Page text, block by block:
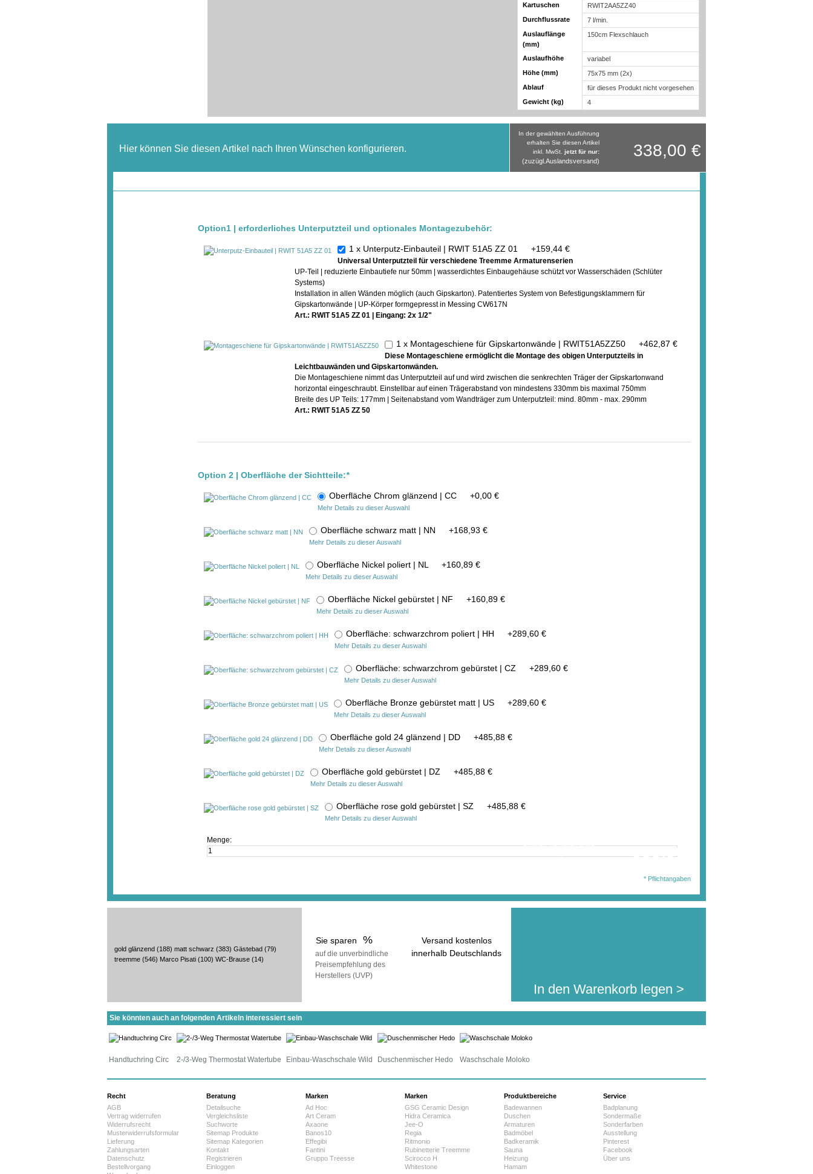
Kartuschen
RWIT2AA5ZZ40
Durchflussrate
7 l/min.
Auslauflänge
(mm)
150cm Flexschlauch
Auslaufhöhe
variabel
Höhe (mm)
75x75 mm (2x)
Ablauf
für dieses Produkt nicht vorgesehen
Gewicht (kg)
4
Hier können Sie diesen Artikel nach Ihren Wünschen konfigurieren.
In der gewählten Ausführung
erhalten Sie diesen Artikel
inkl. MwSt. jetzt für nur:
(zuzügl.Auslandsversand)
338,00 €
Option1 | erforderliches Unterputzteil und optionales Montagezubehör:
1 x Unterputz-Einbauteil | RWIT 51A5 ZZ 01 +159,44 €
Universal Unterputzteil für verschiedene Treemme Armaturenserien
UP-Teil | reduzierte Einbautiefe nur 50mm | wasserdichtes Einbaugehäuse schützt vor Wasserschäden (Schlüter
Systems)
Installation in allen Wänden möglich (auch Gipskarton). Patentiertes System von Befestigungsklammern für
Gipskartonwände | UP-Körper formgepresst in Messing CW617N
Art.: RWIT 51A5 ZZ 01 | Eingang: 2x 1/2"
1 x Montageschiene für Gipskartonwände | RWIT51A5ZZ50 +462,87 €
Diese Montageschiene ermöglicht die Montage des obigen Unterputzteils in
Leichtbauwänden und Gipskartonwänden.
Die Montageschiene nimmt das Unterputzteil auf und wird zwischen die senkrechten Träger der Gipskartonwand
horizontal eingeschraubt. Einstellbar auf einen Trägerabstand von mindestens 330mm bis maximal 750mm
Breite des UP Teils: 177mm | Seitenabstand vom Wandträger zum Unterputzteil: mind. 80mm - max. 290mm
Art.: RWIT 51A5 ZZ 50
Option 2 | Oberfläche der Sichtteile:*
Oberfläche Chrom glänzend | CC +0,00 €
Mehr Details zu dieser Auswahl
Oberfläche schwarz matt | NN +168,93 €
Mehr Details zu dieser Auswahl
Oberfläche Nickel poliert | NL +160,89 €
Mehr Details zu dieser Auswahl
Oberfläche Nickel gebürstet | NF +160,89 €
Mehr Details zu dieser Auswahl
Oberfläche: schwarzchrom poliert | HH +289,60 €
Mehr Details zu dieser Auswahl
Oberfläche: schwarzchrom gebürstet | CZ +289,60 €
Mehr Details zu dieser Auswahl
Oberfläche Bronze gebürstet matt | US +289,60 €
Mehr Details zu dieser Auswahl
Oberfläche gold 24 glänzend | DD +485,88 €
Mehr Details zu dieser Auswahl
Oberfläche gold gebürstet | DZ +485,88 €
Mehr Details zu dieser Auswahl
Oberfläche rose gold gebürstet | SZ +485,88 €
Mehr Details zu dieser Auswahl
Menge:
* Pflichtangaben
Sie sparen %
auf die unverbindliche
Preisempfehlung des
Herstellers (UVP)
Versand kostenlos
innerhalb Deutschlands
In den Warenkorb legen >
erhalten Sie diesen Artikel
338,00 €
gold glänzend (188) matt schwarz (383) Gästebad (79)
treemme (546) Marco Pisati (100) WC-Brause (14)
Sie könnten auch an folgenden Artikeln interessiert sein
Handtuchring Circ 2-/3-Weg Thermostat Watertube Einbau-Waschschale Wild Duschenmischer Hedo Waschschale Moloko
Recht
AGB
Vertrag widerrufen
Widerrufsrecht
Musterwiderrufsformular
Lieferung
Zahlungsarten
Datenschutz
Bestellvorgang
Beratung
Detailsuche
Vergleichsliste
Suchworte
Sitemap Produkte
Sitemap Kategorien
Kontakt
Registrieren
Einloggen
Marken
Ad Hoc
Art Ceram
Axaone
Banos10
Effegibi
Fantini
Gruppo Treesse
Marken
GSG Ceramic Design
Hidra Ceramica
Jee-O
Regia
Ritmonio
Rubinetterie Treemme
Scirocco H
Whitestone
Produktbereiche
Badewannen
Duschen
Armaturen
Badmöbel
Badkeramik
Sauna
Heizung
Hamam
Service
Badplanung
Sondermaße
Sonderfarben
Ausstellung
Pinterest
Facebook
Über uns